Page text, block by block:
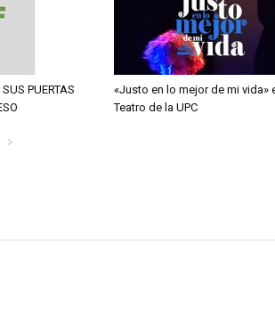
PUERTAS
«Justo en lo mejor de mi vida»
Teatro de la UPC